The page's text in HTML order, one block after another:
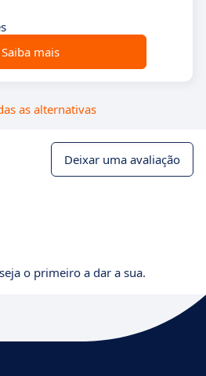
Saiba mais
as alternativas
Deixar uma avaliação
o primeiro a dar a sua.